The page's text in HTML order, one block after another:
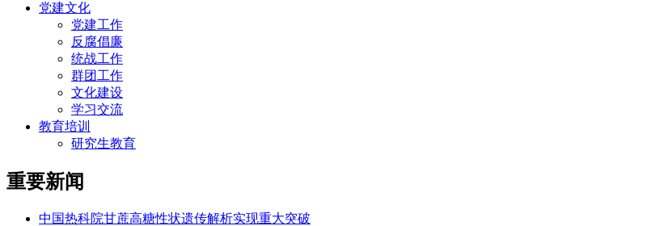
党建文化
党建工作
反腐倡廉
统战工作
群团工作
文化建设
学习交流
教育培训
研究生教育
重要新闻
中国热科院甘蔗高糖性状遗传解析实现重大突破